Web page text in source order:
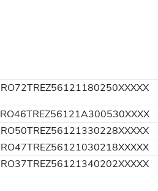
RO72TREZ56121180250XXXXX
RO46TREZ56121A300530XXXX
RO50TREZ56121330228XXXXX
RO47TREZ56121030218XXXXX
RO37TREZ56121340202XXXXX